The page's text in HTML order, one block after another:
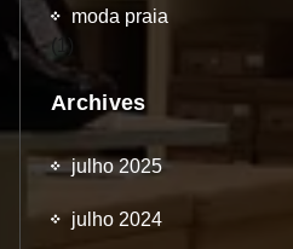
moda praia
(1)
Archives
julho 2025
julho 2024